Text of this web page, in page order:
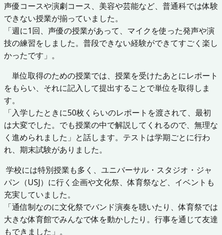
声優コースや演劇コース、美容や芸能など、普通科では体験
できない授業が揃っていました。
「週に1回、声優の授業があって、マイクを使った発声や演
技の練習をしました。普段できない経験ができてすごく楽し
かったです」。
単位取得のための授業では、授業を受けたあとにレポート
をもらい、それに記入して提出することで単位を取得しま
す。
「入学したときに50枚くらいのレポートを渡されて、最初
は大変でした。でも授業の中で解説してくれるので、無理な
く進められました」と話します。テストは学期ごとに行わ
れ、期末試験がありました。
学校には特別授業も多く、ユニバーサル・スタジオ・ジャ
パン（USJ）に行く企画や文化祭、体育祭など、イベントも
充実していました。
「通信制なのに文化祭でバンド演奏を聴いたり、体育祭では
大きな体育館でみんなで体を動かしたり。行事を通じて友達
もできました」。